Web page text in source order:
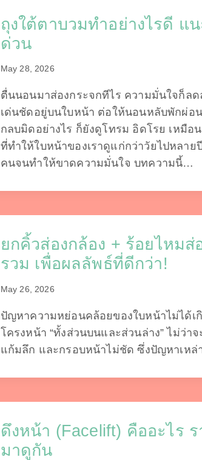
ถุงใต้ตาบวมทำอย่างไรดี แ
ด่วน
May 28, 2026
ตื่นนอนมาส่องกระจกทีไร ความมั่นใจก็ล
เด่นชัดอยู่บนใบหน้า ต่อให้นอนหลับพักผ่อ
กลบมิดอย่างไร ก็ยังดูโทรม อิดโรย เหมื
ที่ทำให้ใบหน้าของเราดูแก่กว่าวัยไปหลา
คนจนทำให้ขาดความมั่นใจ บทความนี้…
ยกคิ้วส่องกล้อง + ร้อยไหม
รวม เพื่อผลลัพธ์ที่ดีกว่า!
May 26, 2026
ปัญหาความหย่อนคล้อยของใบหน้าไม่ได้เ
โครงหน้า “ทั้งส่วนบนและส่วนล่าง” ไม่ว่
แก้มลึก และกรอบหน้าไม่ชัด ซึ่งปัญหาเห
ดึงหน้า (Facelift) คืออะไร
มาดูกัน